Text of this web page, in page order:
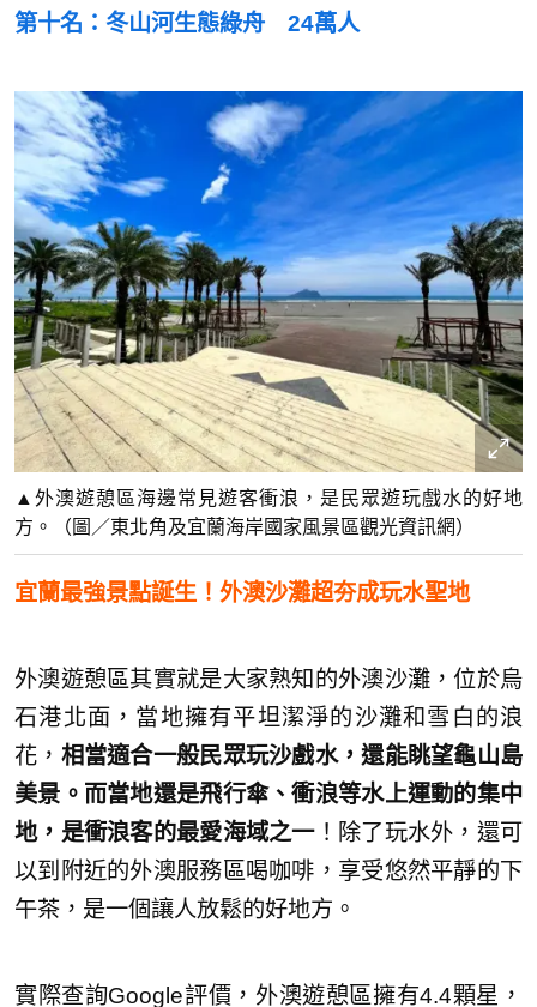
第十名：冬山河生態綠舟 24萬人
▲外澳遊憩區海邊常見遊客衝浪，是民眾遊玩戲水的好地
方。（圖／東北角及宜蘭海岸國家風景區觀光資訊網）
宜蘭最強景點誕生！外澳沙灘超夯成玩水聖地
外澳遊憩區其實就是大家熟知的外澳沙灘，位於烏
石港北面，當地擁有平坦潔淨的沙灘和雪白的浪
花， 相當適合一般民眾玩沙戲水，還能眺望龜山島
美景。而當地還是飛行傘、衝浪等水上運動的集中
地，是衝浪客的最愛海域之一！除了玩水外，還可
以到附近的外澳服務區喝咖啡，享受悠然平靜的下
午茶，是一個讓人放鬆的好地方。
實際查詢Google評價，外澳遊憩區擁有4.4顆星，